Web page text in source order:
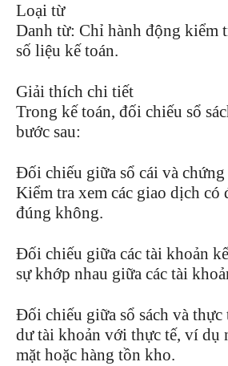
Loại từ
Danh từ: Chỉ hành động kiểm
số liệu kế toán.
Giải thích chi tiết
Trong kế toán, đối chiếu sổ
bước sau:
Đối chiếu giữa sổ cái và
Kiểm tra xem các giao dịch có
đúng không.
Đối chiếu giữa các tài khoản
sự khớp nhau giữa các tài
Đối chiếu giữa sổ sách và thực
dư tài khoản với thực tế, ví dụ
mặt hoặc hàng tồn kho.